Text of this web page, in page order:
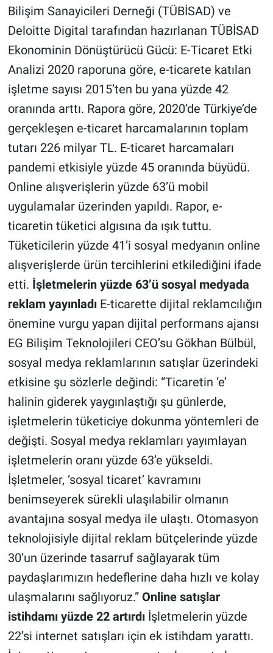
Bilişim Sanayicileri Derneği (TÜBİSAD) ve
Deloitte Digital tarafından hazırlanan TÜBİSAD
Ekonominin Dönüştürücü Gücü: E-Ticaret Etki
Analizi 2020 raporuna göre, e-ticarete katılan
işletme sayısı 2015’ten bu yana yüzde 42
oranında arttı. Rapora göre, 2020’de Türkiye’de
gerçekleşen e-ticaret harcamalarının toplam
tutarı 226 milyar TL. E-ticaret harcamaları
pandemi etkisiyle yüzde 45 oranında büyüdü.
Online alışverişlerin yüzde 63’ü mobil
uygulamalar üzerinden yapıldı. Rapor, e-
ticaretin tüketici algısına da ışık tuttu.
Tüketicilerin yüzde 41’i sosyal medyanın online
alışverişlerde ürün tercihlerini etkilediğini ifade
etti. İşletmelerin yüzde 63’ü sosyal medyada
reklam yayınladıE-ticarette dijital reklamcılığın
önemine vurgu yapan dijital performans ajansı
EG Bilişim Teknolojileri CEO’su Gökhan Bülbül,
sosyal medya reklamlarının satışlar üzerindeki
etkisine şu sözlerle değindi: “Ticaretin ‘e’
halinin giderek yaygınlaştığı şu günlerde,
işletmelerin tüketiciye dokunma yöntemleri de
değişti. Sosyal medya reklamları yayımlayan
işletmelerin oranı yüzde 63’e yükseldi.
İşletmeler, ‘sosyal ticaret’ kavramını
benimseyerek sürekli ulaşılabilir olmanın
avantajına sosyal medya ile ulaştı. Otomasyon
teknolojisiyle dijital reklam bütçelerinde yüzde
30’un üzerinde tasarruf sağlayarak tüm
paydaşlarımızın hedeflerine daha hızlı ve kolay
ulaşmalarını sağlıyoruz.” Online satışlar
istihdamı yüzde 22 artırdıİşletmelerin yüzde
22’si internet satışları için ek istihdam yarattı.